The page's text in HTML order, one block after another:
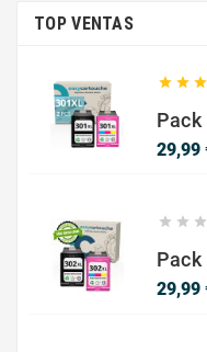
TOP VENTAS
  
29,99
  
29,99